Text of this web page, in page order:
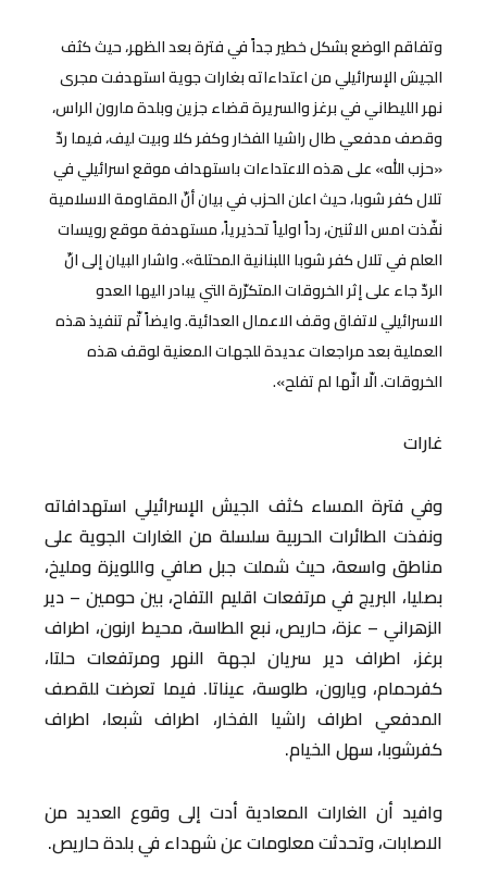
وتفاقم الوضع بشكل خطير جداً في فترة بعد الظهر، حيث كثف
الجيش الإسرائيلي من اعتداءاته بغارات جوية استهدفت مجرى
نهر الليطاني في برغز والسريرة قضاء جزين وبلدة مارون الراس،
وقصف مدفعي طال راشيا الفخار وكفر كلا وبيت ليف، فيما ردّ
«حزب الله» على هذه الاعتداءات باستهداف موقع اسرائيلي في
تلال كفر شوبا، حيث اعلن الحزب في بيان أنّ المقاومة الاسلامية
نفّذت امس الاثنين، رداً اولياً تحذيرياً، مستهدفة موقع رويسات
العلم في تلال كفر شوبا اللبنانية المحتلة». واشار البيان إلى انّ
الردّ جاء على إثر الخروقات المتكرّرة التي يبادر اليها العدو
الاسرائيلي لاتفاق وقف الاعمال العدائية. وايضاً تّم تنفيذ هذه
العملية بعد مراجعات عديدة للجهات المعنية لوقف هذه
الخروقات. الّا انّها لم تفلح».
غارات
وفي فترة المساء كثف الجيش الإسرائيلي استهدافاته
ونفذت الطائرات الحربية سلسلة من الغارات الجوية على
مناطق واسعة، حيث شملت جبل صافي واللويزة ومليخ،
بصليا، البريج في مرتفعات اقليم التفاح، بين حومين – دير
الزهراني – عزة، حاريص، نبع الطاسة، محيط ارنون، اطراف
برغز، اطراف دير سريان لجهة النهر ومرتفعات حلتا،
كفرحمام، ويارون، طلوسة، عيناتا. فيما تعرضت للقصف
المدفعي اطراف راشيا الفخار، اطراف شبعا، اطراف
كفرشوبا، سهل الخيام.
وافيد أن الغارات المعادية أدت إلى وقوع العديد من
الاصابات، وتحدثت معلومات عن شهداء في بلدة حاريص.